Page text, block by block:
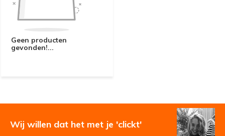
Geen producten
gevonden!...
Wij willen dat het met je 'clickt'